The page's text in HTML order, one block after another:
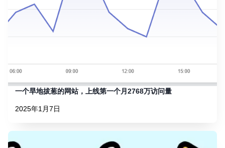
一个旱地拔葱的网站，上线第一个月2768万访问量
2025年1月7日